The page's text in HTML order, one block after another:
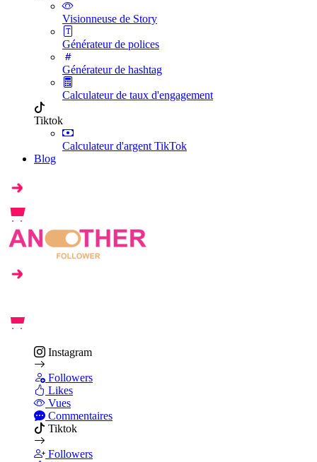
Visionneuse de Story
Générateur de polices
Générateur de hashtag
Calculateur de taux d'engagement
Tiktok
Calculateur d'argent TikTok
Blog
Instagram
Followers
Likes
Vues
Commentaires
Tiktok
Followers